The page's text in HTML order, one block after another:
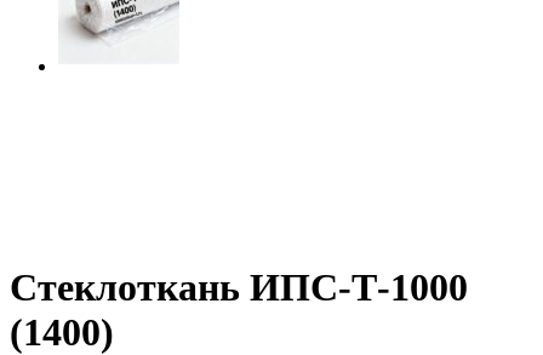
Стеклоткань ИПС-Т-1000
(1400)